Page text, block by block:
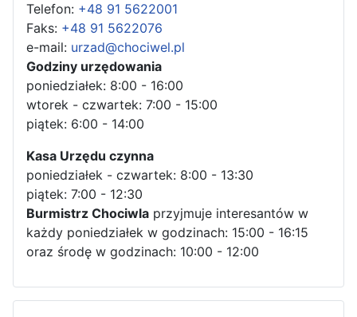
Telefon: +48 91 5622001
Faks: +48 91 5622076
e-mail: urzad@chociwel.pl
Godziny urzędowania
poniedziałek: 8:00 - 16:00
wtorek - czwartek: 7:00 - 15:00
piątek: 6:00 - 14:00
Kasa Urzędu czynna
poniedziałek - czwartek: 8:00 - 13:30
piątek: 7:00 - 12:30
Burmistrz Chociwla przyjmuje interesantów w
każdy poniedziałek w godzinach: 15:00 - 16:15
oraz środę w godzinach: 10:00 - 12:00